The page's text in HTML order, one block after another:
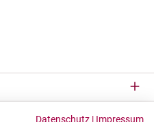
Datenschutz | Impressum